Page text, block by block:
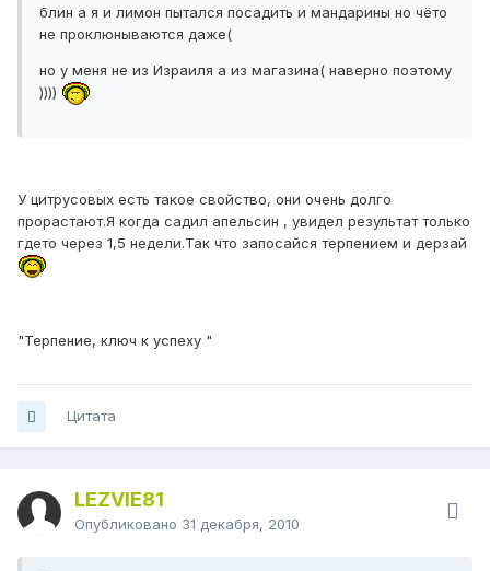
блин а я и лимон пытался посадить и мандарины но чёто
не проклюнываются даже(
но у меня не из Израиля а из магазина( наверно поэтому
))))
У цитрусовых есть такое свойство, они очень долго
прорастают.Я когда садил апельсин , увидел результат только
гдето через 1,5 недели.Так что запосайся терпением и дерзай
"Терпение, ключ к успеху "
Цитата
LEZVIE81
Опубликовано 31 декабря, 2010